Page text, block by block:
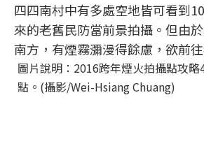
四四南村中有多處空地皆可看到
來的老舊民防當前景拍攝。但由
南方，有煙霧瀰漫得餘慮，欲前
圖片說明：2016跨年煙火拍攝點攻略
點。(攝影/Wei-Hsiang Chuang)